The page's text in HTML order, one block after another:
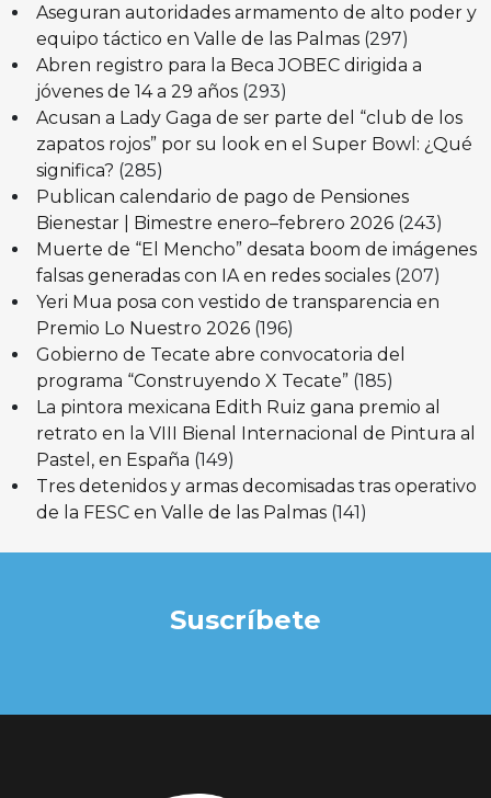
Aseguran autoridades armamento de alto poder y
equipo táctico en Valle de las Palmas (297)
Abren registro para la Beca JOBEC dirigida a
jóvenes de 14 a 29 años (293)
Acusan a Lady Gaga de ser parte del “club de los
zapatos rojos” por su look en el Super Bowl: ¿Qué
significa? (285)
Publican calendario de pago de Pensiones
Bienestar | Bimestre enero–febrero 2026 (243)
Muerte de “El Mencho” desata boom de imágenes
falsas generadas con IA en redes sociales (207)
Yeri Mua posa con vestido de transparencia en
Premio Lo Nuestro 2026 (196)
Gobierno de Tecate abre convocatoria del
programa “Construyendo X Tecate” (185)
La pintora mexicana Edith Ruiz gana premio al
retrato en la VIII Bienal Internacional de Pintura al
Pastel, en España (149)
Tres detenidos y armas decomisadas tras operativo
de la FESC en Valle de las Palmas (141)
Suscríbete